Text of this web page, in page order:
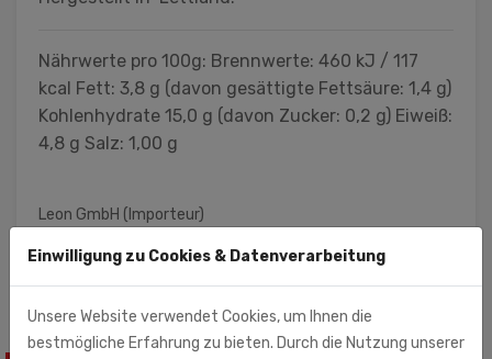
Nährwerte pro 100g: Brennwerte: 460 kJ / 117
kcal Fett: 3,8 g (davon gesättigte Fettsäure: 1,4 g)
Kohlenhydrate 15,0 g (davon Zucker: 0,2 g) Eiweiß:
4,8 g Salz: 1,00 g
Leon GmbH (Importeur)
53844 Troisdorf
Einwilligung zu Cookies & Datenverarbeitung
Unsere Website verwendet Cookies, um Ihnen die
bestmögliche Erfahrung zu bieten. Durch die Nutzung unserer